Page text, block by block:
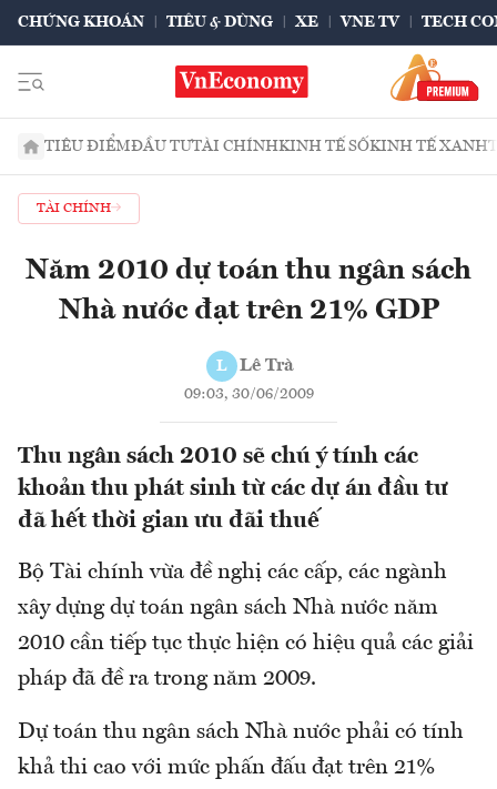
CHỨNG KHOÁN TIÊU & DÙNG XE VNE TV TECH
TIÊU ĐIỂMĐẦU TƯTÀI CHÍNHKINH TẾ SỐKINH TẾ XANH
TÀI CHÍNH
Năm 2010 dự toán thu ngân sách
Nhà nước đạt trên 21% GDP
L Lê Trà
09:03, 30/06/2009
Thu ngân sách 2010 sẽ chú ý tính các
khoản thu phát sinh từ các dự án đầu tư
đã hết thời gian ưu đãi thuế
Bộ Tài chính vừa đề nghị các cấp, các ngành
xây dựng dự toán ngân sách Nhà nước năm
2010 cần tiếp tục thực hiện có hiệu quả các giải
pháp đã đề ra trong năm 2009.
Dự toán thu ngân sách Nhà nước phải có tính
khả thi cao với mức phấn đấu đạt trên 21%